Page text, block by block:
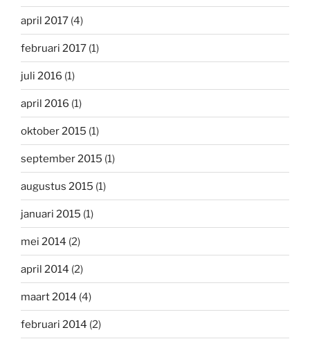
april 2017 (4)
februari 2017 (1)
juli 2016 (1)
april 2016 (1)
oktober 2015 (1)
september 2015 (1)
augustus 2015 (1)
januari 2015 (1)
mei 2014 (2)
april 2014 (2)
maart 2014 (4)
februari 2014 (2)